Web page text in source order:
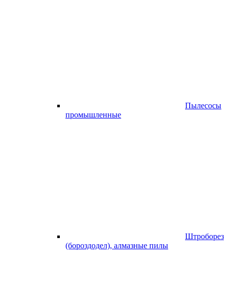
Пылесосы
промышленные
Штроборез
(бороздодел), алмазные пилы